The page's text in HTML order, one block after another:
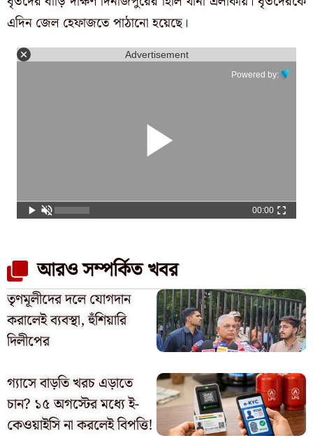
এদিন জেল হেফাজতে পাঠানো হয়েছে।
Advertisement
Powered by:
00:00
আরও সম্পর্কিত খবর
তৃণমূলীদের দলে যোগদান
করালেই ব্যবস্থা, হুঁশিয়ারি
দিলীপের
গ্যাসে বাড়তি খরচ এড়াতে
চান? ১৫ অগস্টের মধ্যে ই-
কেওয়াইসি না করলেই বিপত্তি!